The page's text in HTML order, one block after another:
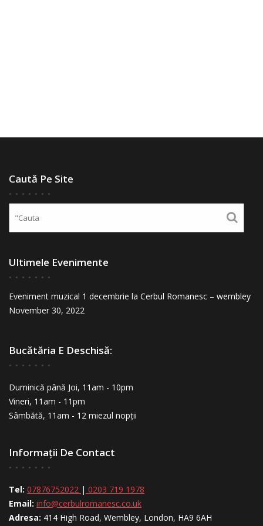
Caută Pe Site
Ultimele Evenimente
Eveniment muzical 1 decembrie la Cerbul Romanesc – wembley
November 30, 2022
Bucătăria E Deschisă:
Duminică până Joi, 11am - 10pm
Vineri, 11am - 11pm
Sâmbătă, 11am - 12 miezul nopții
Informații De Contact
Tel: 07876752022 | 0203 719 1978
Email: info@cerbulromanesc.co.uk
Adresa: 414 High Road, Wembley, London, HA9 6AH